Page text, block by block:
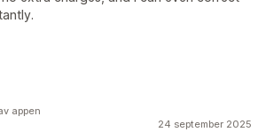
24 september 2025
appen